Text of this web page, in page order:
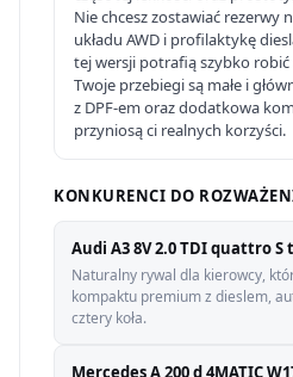
Nie chcesz zostawiać rezerwy
układu AWD i profilaktykę
tej wersji potrafią szybko robić
Twoje przebiegi są małe i
z DPF-em oraz dodatkowa
przyniosą ci realnych korzyści.
KONKURENCI DO
Audi A3 8V 2.0 TDI quattro
Naturalny rywal dla kierowcy,
kompaktu premium z dieslem,
cztery koła.
Mercedes A 200 d 4MATIC